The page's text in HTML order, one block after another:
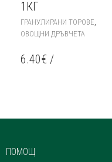
1КГ
ГРАНУЛИРАНИ ТОРОВЕ,
ОВОЩНИ ДРЪВЧЕТА
6.40€ /
ПОМОЩ